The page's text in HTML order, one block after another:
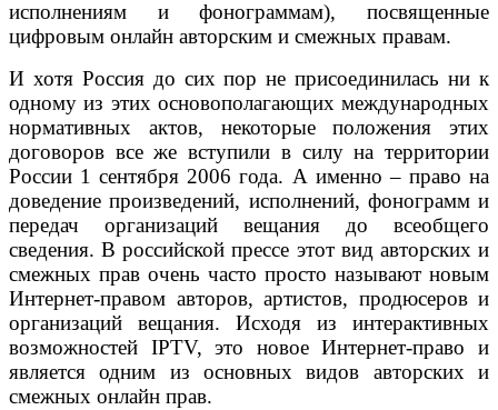
исполнениям и фонограммам), посвященные
цифровым онлайн авторским и смежных правам.
И хотя Россия до сих пор не присоединилась ни к
одному из этих основополагающих международных
нормативных актов, некоторые положения этих
договоров все же вступили в силу на территории
России 1 сентября 2006 года. А именно – право на
доведение произведений, исполнений, фонограмм и
передач организаций вещания до всеобщего
сведения. В российской прессе этот вид авторских и
смежных прав очень часто просто называют новым
Интернет-правом авторов, артистов, продюсеров и
организаций вещания. Исходя из интерактивных
возможностей IPTV, это новое Интернет-право и
является одним из основных видов авторских и
смежных онлайн прав.